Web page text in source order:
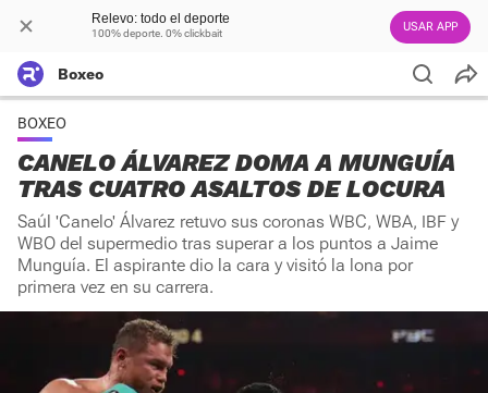
Relevo: todo el deporte
100% deporte. 0% clickbait USAR APP
Boxeo
BOXEO
CANELO ÁLVAREZ DOMA A MUNGUÍA
TRAS CUATRO ASALTOS DE LOCURA
Saúl 'Canelo' Álvarez retuvo sus coronas WBC, WBA, IBF y
WBO del supermedio tras superar a los puntos a Jaime
Munguía. El aspirante dio la cara y visitó la lona por
primera vez en su carrera.